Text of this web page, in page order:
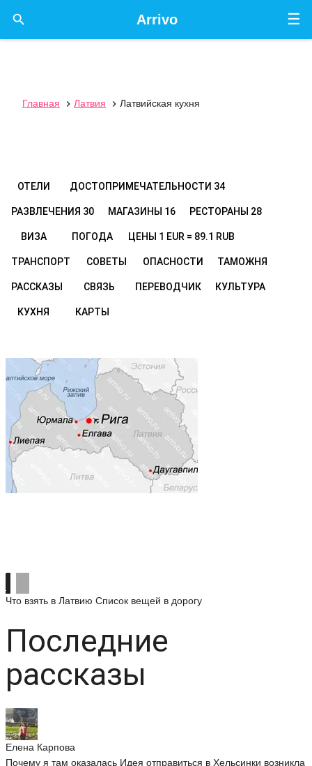
☰
Arrivo

Главная  Латвия  Латвийская кухня
ОТЕЛИ ДОСТОПРИМЕЧАТЕЛЬНОСТИ 34
РАЗВЛЕЧЕНИЯ 30 МАГАЗИНЫ 16 РЕСТОРАНЫ 28
ВИЗА ПОГОДА ЦЕНЫ 1 EUR = 89.1 RUB
ТРАНСПОРТ СОВЕТЫ ОПАСНОСТИ ТАМОЖНЯ
РАССКАЗЫ СВЯЗЬ ПЕРЕВОДЧИК КУЛЬТУРА
КУХНЯ КАРТЫ
Что взять в Латвию Список вещей в дорогу
Последние
рассказы
Елена Карпова
Почему я там оказалась Идея отправиться в Хельсинки возникла